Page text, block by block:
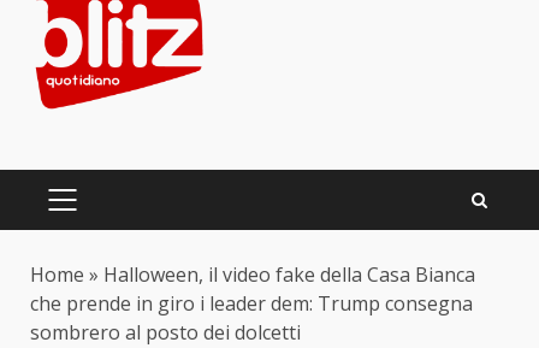
content
PRIMARY
Home » Halloween, il video fake della Casa Bianca
che prende in giro i leader dem: Trump consegna
sombrero al posto dei dolcetti